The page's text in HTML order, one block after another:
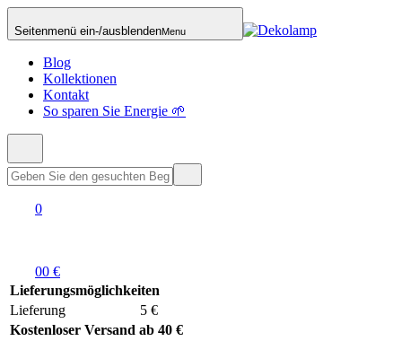
Seitenmenü ein-/ausblendenMenu
Blog
Kollektionen
Kontakt
So sparen Sie Energie 🌱
0
00 €
Lieferungsmöglichkeiten
Lieferung
5 €
Kostenloser Versand ab 40 €